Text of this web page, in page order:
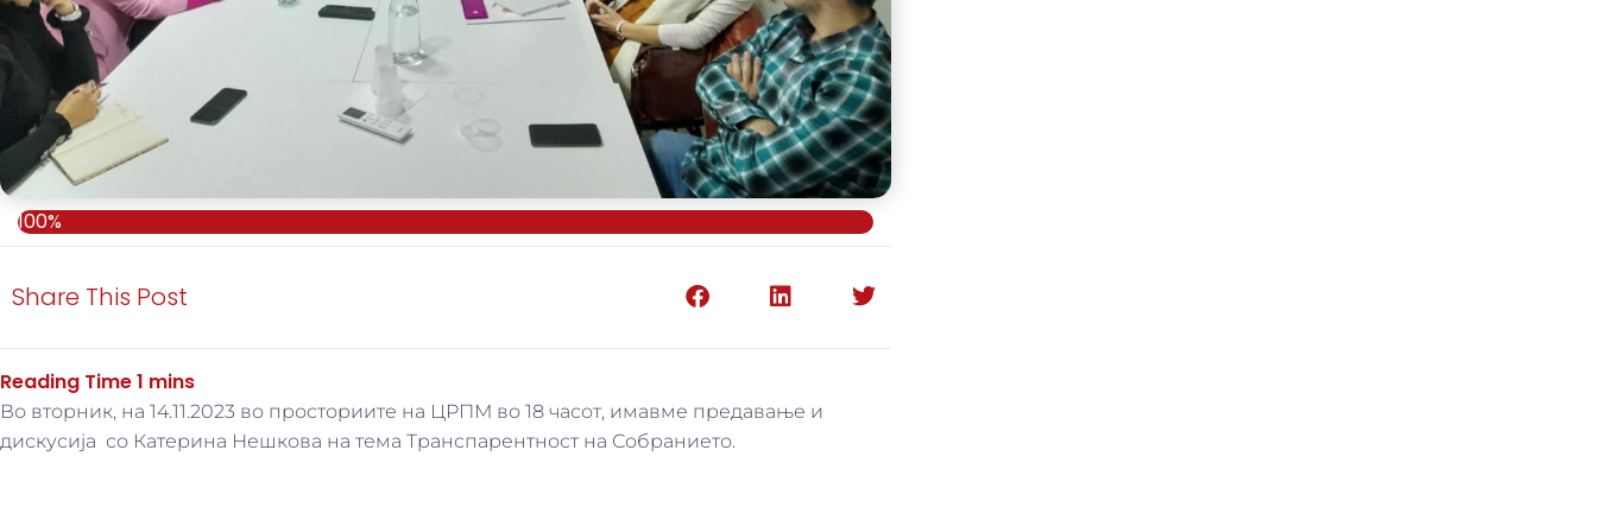
100%
Share This Post
Во вторник, на 14.11.2023 во просториите на ЦРПМ во 18 часот, имавме предавање и
дискусија со Катерина Нешкова на тема Транспарентност на Собранието.